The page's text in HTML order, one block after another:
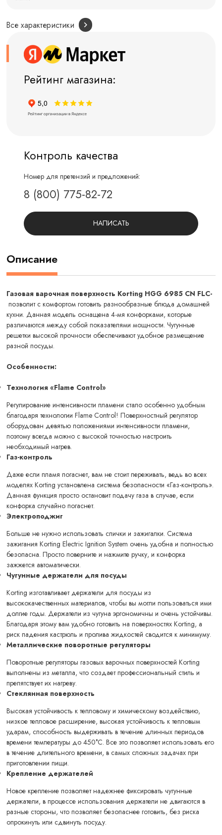
Все характеристики
Рейтинг магазина:
Контроль качества
Номер для претензий и предложений:
8 (800) 775-82-72
НАПИСАТЬ
Описание
Газовая варочная поверхность Korting HGG 6985 CN FLC-
позволит с комфортом готовить разнообразные блюда домашней
кухни. Данная модель оснащена 4-мя конфорками, которые
различаются между собой показателями мощности. Чугунные
решетки высокой прочности обеспечивают удобное размещение
разной посуды.
Особенности:
Технология «Flame Control»
Регулирование интенсивности пламени стало особенно удобным
благодаря технологии Flame Control! Поверхностный регулятор
оборудован девятью положениями интенсивности пламени,
поэтому всегда можно с высокой точностью настроить
необходимый нагрев.
Газ-контроль
Даже если пламя погаснет, вам не стоит переживать, ведь во всех
моделях Korting установлена система безопасности «Газ-контроль».
Данная функция просто остановит подачу газа в случае, если
конфорка случайно погаснет.
Электроподжиг
Больше не нужно использовать спички и зажигалки. Система
зажигания Korting Electric Ignition System очень удобна и полностью
безопасна. Просто поверните и нажмите ручку, и конфорка
зажжется автоматически.
Чугунные держатели для посуды
Korting изготавливает держатели для посуды из
высококачественных материалов, чтобы вы могли пользоваться ими
долгие годы. Держатели из чугуна эргономичны и очень устойчивы.
Благодаря этому вам удобно готовить на поверхностях Korting, а
риск падения кастрюль и пролива жидкостей сводится к минимуму.
Металлические поворотные регуляторы
Поворотные регуляторы газовых варочных поверхностей Korting
выполнены из металла, что создает профессиональный стиль и
препятствует их нагреву.
Стеклянная поверхность
Высокая устойчивость к тепловому и химическому воздействию,
низкое тепловое расширение, высокая устойчивость к тепловым
ударам, способность выдерживать в течение длинных периодов
времени температуры до 450°C. Все это позволяет использовать его
в течение длительного времени, в самых сложных задачах при
приготовлении пищи.
Крепление держателей
Новое крепление позволяет надежнее фиксировать чугунные
держатели, в процессе использования держатели не двигаются в
разные стороны, что позволяет безопаснее готовить, без риска
опрокинуть или сдвинуть посуду.